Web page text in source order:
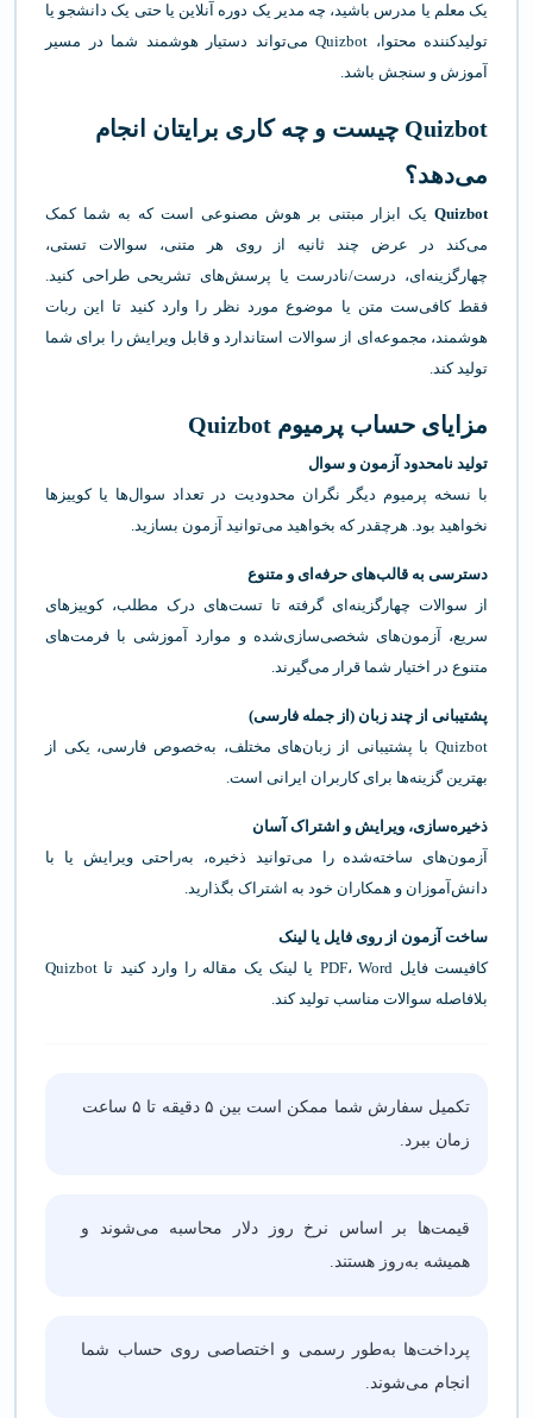
یک معلم یا مدرس باشید، چه مدیر یک دوره آنلاین یا حتی یک دانشجو یا
تولیدکننده محتوا، Quizbot می‌تواند دستیار هوشمند شما در مسیر
آموزش و سنجش باشد.
Quizbot چیست و چه کاری برایتان انجام
می‌دهد؟
Quizbot یک ابزار مبتنی بر هوش مصنوعی است که به شما کمک
می‌کند در عرض چند ثانیه از روی هر متنی، سوالات تستی،
چهارگزینه‌ای، درست/نادرست یا پرسش‌های تشریحی طراحی کنید.
فقط کافی‌ست متن یا موضوع مورد نظر را وارد کنید تا این ربات
هوشمند، مجموعه‌ای از سوالات استاندارد و قابل ویرایش را برای شما
تولید کند.
مزایای حساب پرمیوم Quizbot
تولید نامحدود آزمون و سوال
با نسخه پرمیوم دیگر نگران محدودیت در تعداد سوال‌ها یا کوییزها
نخواهید بود. هرچقدر که بخواهید می‌توانید آزمون بسازید.
دسترسی به قالب‌های حرفه‌ای و متنوع
از سوالات چهارگزینه‌ای گرفته تا تست‌های درک مطلب، کوییزهای
سریع، آزمون‌های شخصی‌سازی‌شده و موارد آموزشی با فرمت‌های
متنوع در اختیار شما قرار می‌گیرند.
پشتیبانی از چند زبان (از جمله فارسی)
Quizbot با پشتیبانی از زبان‌های مختلف، به‌خصوص فارسی، یکی از
بهترین گزینه‌ها برای کاربران ایرانی است.
ذخیره‌سازی، ویرایش و اشتراک آسان
آزمون‌های ساخته‌شده را می‌توانید ذخیره، به‌راحتی ویرایش یا با
دانش‌آموزان و همکاران خود به اشتراک بگذارید.
ساخت آزمون از روی فایل یا لینک
کافیست فایل PDF، Word یا لینک یک مقاله را وارد کنید تا Quizbot
بلافاصله سوالات مناسب تولید کند.
تکمیل سفارش شما ممکن است بین ۵ دقیقه تا ۵ ساعت
زمان ببرد.
قیمت‌ها بر اساس نرخ روز دلار محاسبه می‌شوند و
همیشه به‌روز هستند.
پرداخت‌ها به‌طور رسمی و اختصاصی روی حساب شما
انجام می‌شوند.